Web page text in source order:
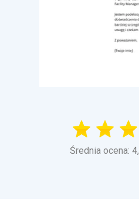
Średnia ocena: